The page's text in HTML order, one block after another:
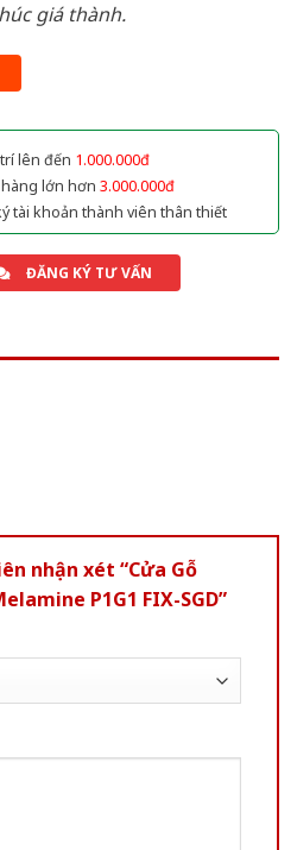
giá thành.
lên đến 1.000.000đ
lớn hơn 3.000.000đ
tài khoản thành viên thân thiết
ĐĂNG KÝ TƯ VẤN
nhận xét “Cửa Gỗ
P1G1 FIX-SGD”